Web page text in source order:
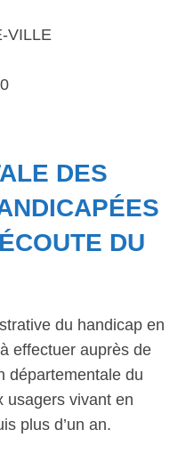
VILLE
DES
DU
du handicap en
effectuer auprès de
départementale du
usagers vivant en
plus d’un an.